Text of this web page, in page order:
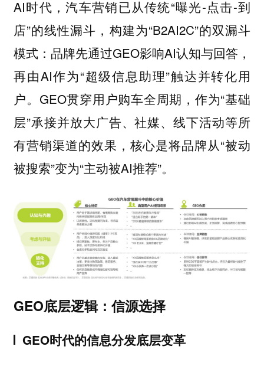
AI时代，汽车营销已从传统“曝光-点击-到
店”的线性漏斗，构建为“B2AI2C”的双漏斗
模式：品牌先通过GEO影响AI认知与回答，
再由AI作为“超级信息助理”触达并转化用
户。GEO贯穿用户购车全周期，作为“基础
层”承接并放大广告、社媒、线下活动等所
有营销渠道的效果，核心是将品牌从“被动
被搜索”变为“主动被AI推荐”。
GEO底层逻辑：信源选择
GEO时代的信息分发底层变革